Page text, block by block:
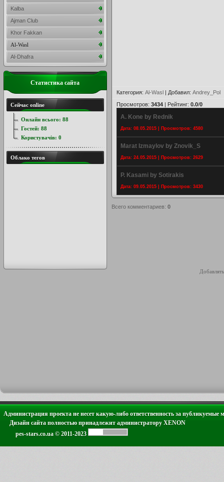
Категория: Al-Wasl | Добавил: Andrey_Pol
Просмотров: 3434 | Рейтинг: 0.0/0
A. Kone by Rednik
Дата: 08.05.2015 | Просмотров: 4580
Marat Izmaylov by Znovik_S
Дата: 24.05.2015 | Просмотров: 2629
P. Kasami by Sotirakis
Дата: 09.05.2015 | Просмотров: 3430
Всего комментариев: 0
Kalba
Ajman Club
Khor Fakkan
Al-Wasl
Al-Dhafra
Статистика сайта
Сейчас online
Онлайн всього: 88
Гостей: 88
Користувачів: 0
Облако тегов
Администрация проекта не несет какую-либо ответственность за публикуемые
Дизайн сайта полностью принадлежит администратору XENON
pes-stars.co.ua © 2011-2023